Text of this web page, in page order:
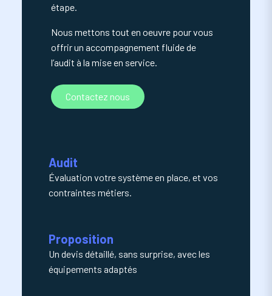
Audit
Évaluation votre système en place, et vos
contraintes métiers.
Proposition
Un devis détaillé, sans surprise, avec les
équipements adaptés
étape.
Nous mettons tout en oeuvre pour vous
offrir un accompagnement fluide de
l’audit à la mise en service.
Contactez nous